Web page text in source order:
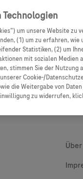
CGM
Technologien
um unsere Website zu
(1) um zu erfahren,
Statistiken, (2) um
mit sozialen Medien
stimmen Sie der Nutzung
Cookie-/
die Weitergabe von
zu widerrufen,